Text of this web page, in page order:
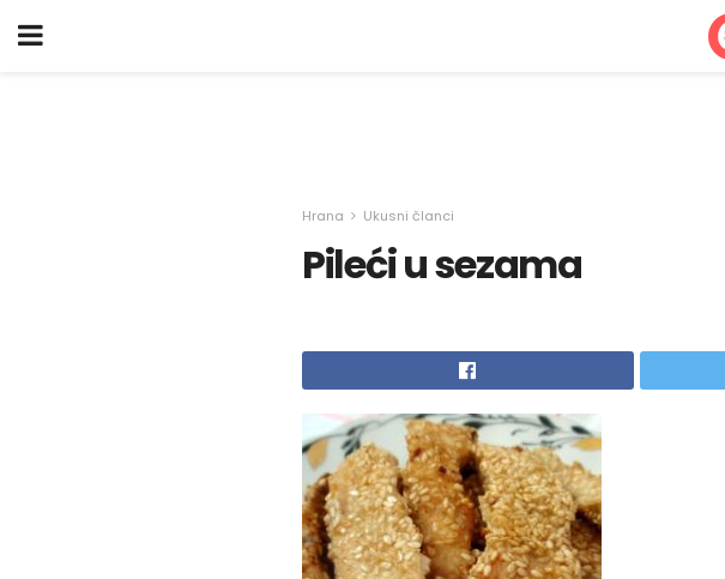
Hrana Ukusni članci
Pileći u sezama